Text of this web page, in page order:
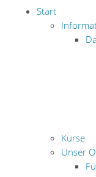
Start
Kurse
Unser